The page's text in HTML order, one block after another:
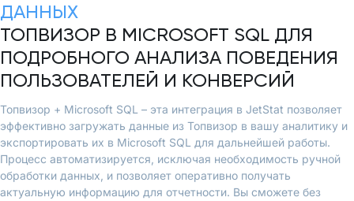
ДАННЫХ
ТОПВИЗОР В MICROSOFT SQL ДЛЯ
ПОДРОБНОГО АНАЛИЗА ПОВЕДЕНИЯ
ПОЛЬЗОВАТЕЛЕЙ И КОНВЕРСИЙ
Топвизор + Microsoft SQL – эта интеграция в JetStat позволяет
эффективно загружать данные из Топвизор в вашу аналитику и
экспортировать их в Microsoft SQL для дальнейшей работы.
Процесс автоматизируется, исключая необходимость ручной
обработки данных, и позволяет оперативно получать
актуальную информацию для отчетности. Вы сможете без